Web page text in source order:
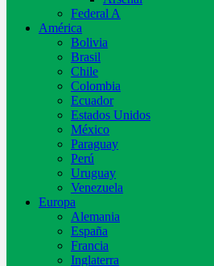
Federal A
América
Bolivia
Brasil
Chile
Colombia
Ecuador
Estados Unidos
México
Paraguay
Perú
Uruguay
Venezuela
Europa
Alemania
España
Francia
Inglaterra